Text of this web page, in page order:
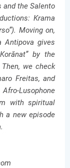
and the Salento
Krama
Moving on,
Antipova gives
by the
we check
Freitas, and
Lusophone
with spiritual
a new episode